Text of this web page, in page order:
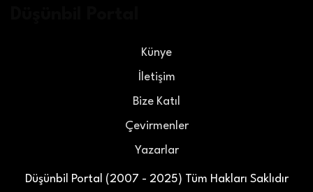
Düşünbil Portal (2007 - 2025) Tüm Hakları Saklıdır
Künye
İletişim
Bize Katıl
Çevirmenler
Yazarlar